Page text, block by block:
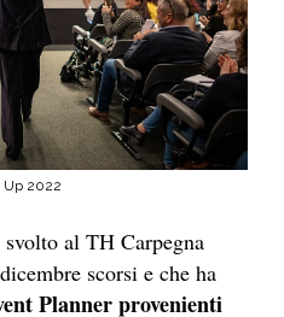
Up 2022
al TH Carpegna
scorsi e che ha
Planner provenienti